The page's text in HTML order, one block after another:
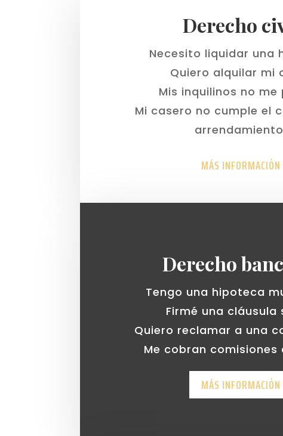
Derecho
Necesito liquidar una
Quiero alquilar mi
Mis inquilinos no me
Mi casero no cumple el
MÁS INFORMACIÓN
Derecho
Tengo una hipoteca
Firmé una cláusula
Quiero reclamar a una
Me cobran comisiones
MÁS INFORMACIÓN